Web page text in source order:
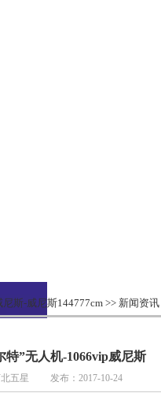
斯-威尼斯144777cm>> 新闻资讯
”无人机-1066vip威尼斯
北五星 发布：2017-10-24